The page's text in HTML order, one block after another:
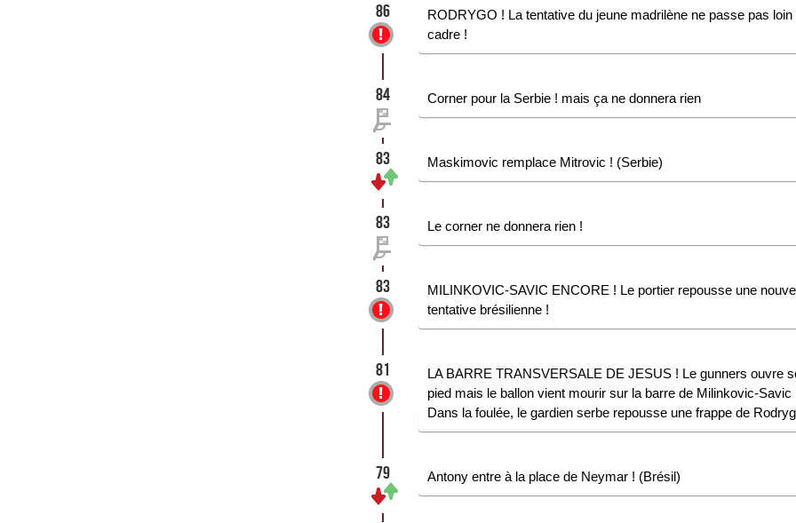
86
RODRYGO ! La tentative du jeune madrilène ne passe pas loin
cadre !
84 Corner pour la Serbie ! mais ça ne donnera rien
83 Maskimovic remplace Mitrovic ! (Serbie)
83 Le corner ne donnera rien !
83
MILINKOVIC-SAVIC ENCORE ! Le portier repousse une
tentative brésilienne !
81
LA BARRE TRANSVERSALE DE JESUS ! Le gunners ouvre
pied mais le ballon vient mourir sur la barre de Milinkovic-Savic
Dans la foulée, le gardien serbe repousse une frappe de
79 Antony entre à la place de Neymar ! (Brésil)